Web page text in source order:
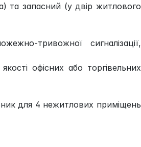
та запасний (у двір житлового
тривожної сигналізації,
офісних або торгівельних
для 4 нежитлових приміщень